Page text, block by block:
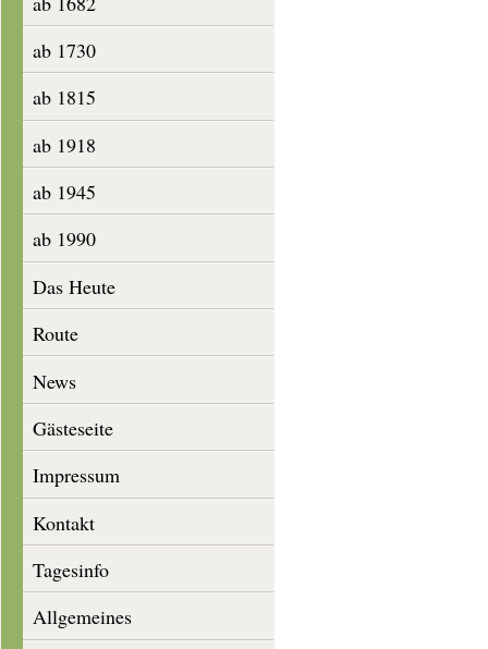
ab 1730
ab 1815
ab 1918
ab 1945
ab 1990
Das Heute
Route
News
Gästeseite
Impressum
Kontakt
Tagesinfo
Allgemeines